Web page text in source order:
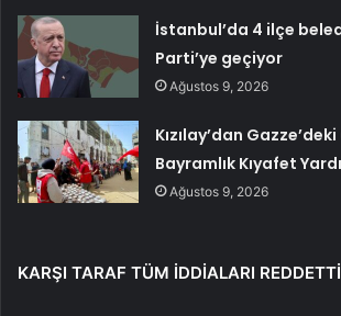
İstanbul’da 4 ilçe
Parti’ye geçiyor
Ağustos 9, 2026
Kızılay’dan
Bayramlık Kıyafet
Ağustos 9, 2026
KARŞI TARAF TÜM İDDİALARI REDDETTİ